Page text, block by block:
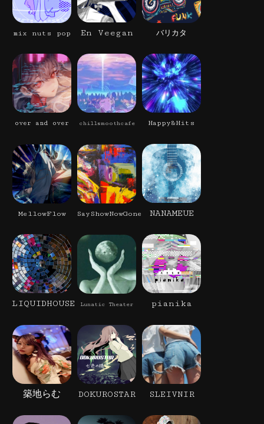
mix nuts pop En Veegan バリカタ
over and over chillsmoothcafe Happy&Hits
MellowFlow SayShowNowGone NANAMEUE
LIQUIDHOUSE Lunatic Theater pianika
築地らむ DOKUROSTAR SLEIVNIR